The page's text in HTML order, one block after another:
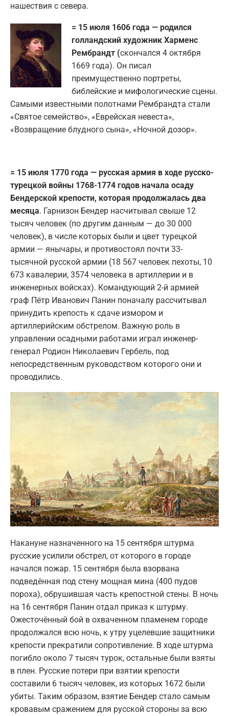
нашествия с севера.
= 15 июля 1606 года — родился
голландский художник Харменс
Рембрандт (скончался 4 октября
1669 года). Он писал
преимущественно портреты,
библейские и мифологические сцены.
Самыми известными полотнами Рембрандта стали
«Святое семейство», «Еврейская невеста»,
«Возвращение блудного сына», «Ночной дозор».
= 15 июля 1770 года — русская армия в ходе русско-
турецкой войны 1768-1774 годов начала осаду
Бендерской крепости, которая продолжалась два
месяца. Гарнизон Бендер насчитывал свыше 12
тысяч человек (по другим данным — до 30 000
человек), в числе которых были и цвет турецкой
армии — янычары, и противостоял почти 33-
тысячной русской армии (18 567 человек пехоты, 10
673 кавалерии, 3574 человека в артиллерии и в
инженерных войсках). Командующий 2-й армией
граф Пётр Иванович Панин поначалу рассчитывал
принудить крепость к сдаче измором и
артиллерийским обстрелом. Важную роль в
управлении осадными работами играл инженер-
генерал Родион Николаевич Гербель, под
непосредственным руководством которого они и
проводились.
Накануне назначенного на 15 сентября штурма
русские усилили обстрел, от которого в городе
начался пожар. 15 сентября была взорвана
подведённая под стену мощная мина (400 пудов
пороха), обрушившая часть крепостной стены. В ночь
на 16 сентября Панин отдал приказ к штурму.
Ожесточённый бой в охваченном пламенем городе
продолжался всю ночь, к утру уцелевшие защитники
крепости прекратили сопротивление. В ходе штурма
погибло около 7 тысяч турок, остальные были взяты
в плен. Русские потери при взятии крепости
составили 6 тысяч человек, из которых 1672 были
убиты. Таким образом, взятие Бендер стало самым
кровавым сражением для русской стороны за всю